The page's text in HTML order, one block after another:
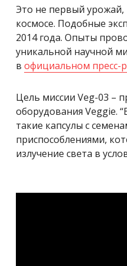
Это не первый
космосе. Подобные
2014 года. Опыты
уникальной научной
в официальном пресс-
Цель миссии Veg-03 –
оборудования Veggie.
такие капсулы с
приспособлениями,
излучение света в